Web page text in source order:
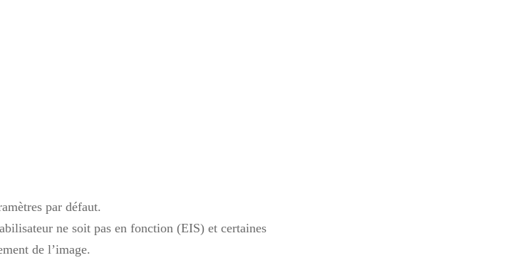
par défaut.
ne soit pas en fonction (EIS) et certaines
de l’image.